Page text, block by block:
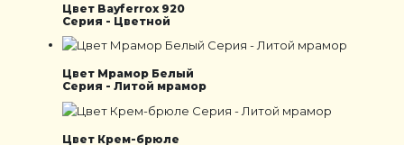
Цвет Bayferrox 920
Серия - Цветной
Цвет Мрамор Белый
Серия - Литой мрамор
Цвет Крем-брюле